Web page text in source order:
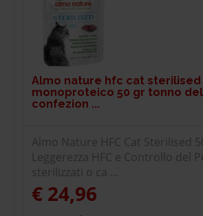
Almo nature hfc cat sterilised
monoproteico 50 gr tonno
confezion ...
Almo Nature HFC Cat Sterilised
Leggerezza HFC e Controllo del
sterilizzati o ca ...
€ 24,96